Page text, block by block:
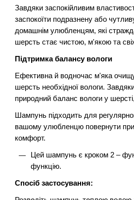
Завдяки заспокійливим
заспокоїти подразнену або
домашнім улюбленцям, які
шерсть стає чистою, м'якою та
Підтримка балансу вологи
Ефективна й водночас м'яка
шерсть необхідної вологи.
природний баланс вологи у
Шампунь підходить для
вашому улюбленцю повернути
комфорт.
Цей шампунь є кроком 2 –
функцію.
Спосіб застосування: